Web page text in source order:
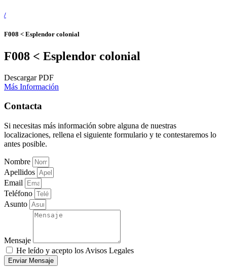
/
F008 < Esplendor colonial
F008 < Esplendor colonial
Descargar PDF
Más Información
Contacta
Si necesitas más información sobre alguna de nuestras
localizaciones, rellena el siguiente formulario y te contestaremos lo
antes posible.
Nombre
Apellidos
Email
Teléfono
Asunto
Mensaje
He leído y acepto los Avisos Legales
Enviar Mensaje